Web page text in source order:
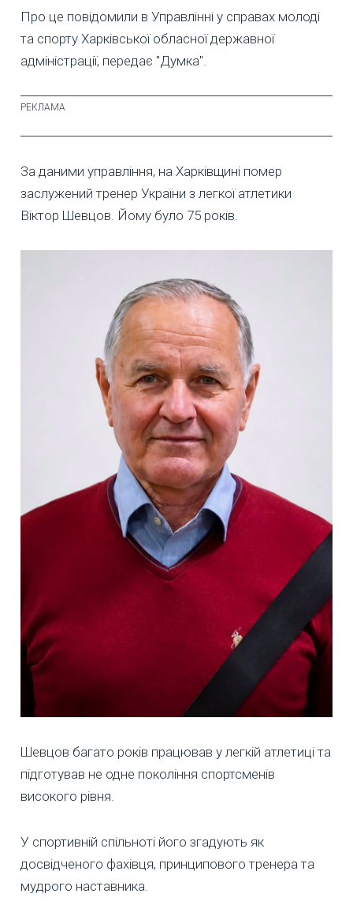
Про це повідомили в Управлінні у справах молоді
та спорту Харківської обласної державної
адміністрації, передає "Думка".
За даними управління, на Харківщині помер
заслужений тренер України з легкої атлетики
Віктор Шевцов. Йому було 75 років.
Шевцов багато років працював у легкій атлетиці та
підготував не одне покоління спортсменів
високого рівня.
У спортивній спільноті його згадують як
досвідченого фахівця, принципового тренера та
мудрого наставника.